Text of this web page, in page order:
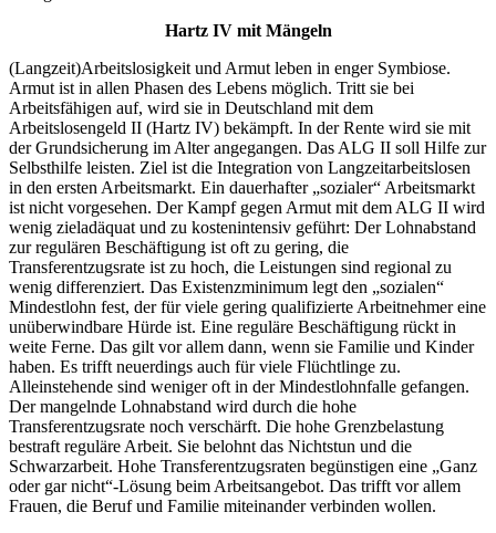
Hartz IV mit Mängeln
(Langzeit)Arbeitslosigkeit und Armut leben in enger Symbiose.
Armut ist in allen Phasen des Lebens möglich. Tritt sie bei
Arbeitsfähigen auf, wird sie in Deutschland mit dem
Arbeitslosengeld II (Hartz IV) bekämpft. In der Rente wird sie mit
der Grundsicherung im Alter angegangen. Das ALG II soll Hilfe zur
Selbsthilfe leisten. Ziel ist die Integration von Langzeitarbeitslosen
in den ersten Arbeitsmarkt. Ein dauerhafter „sozialer“ Arbeitsmarkt
ist nicht vorgesehen. Der Kampf gegen Armut mit dem ALG II wird
wenig zieladäquat und zu kostenintensiv geführt: Der Lohnabstand
zur regulären Beschäftigung ist oft zu gering, die
Transferentzugsrate ist zu hoch, die Leistungen sind regional zu
wenig differenziert. Das Existenzminimum legt den „sozialen“
Mindestlohn fest, der für viele gering qualifizierte Arbeitnehmer eine
unüberwindbare Hürde ist. Eine reguläre Beschäftigung rückt in
weite Ferne. Das gilt vor allem dann, wenn sie Familie und Kinder
haben. Es trifft neuerdings auch für viele Flüchtlinge zu.
Alleinstehende sind weniger oft in der Mindestlohnfalle gefangen.
Der mangelnde Lohnabstand wird durch die hohe
Transferentzugsrate noch verschärft. Die hohe Grenzbelastung
bestraft reguläre Arbeit. Sie belohnt das Nichtstun und die
Schwarzarbeit. Hohe Transferentzugsraten begünstigen eine „Ganz
oder gar nicht“-Lösung beim Arbeitsangebot. Das trifft vor allem
Frauen, die Beruf und Familie miteinander verbinden wollen.